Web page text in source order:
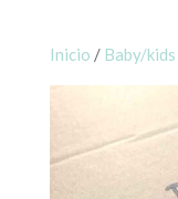
Inicio / Baby/kids